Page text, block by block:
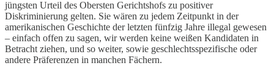
jüngsten Urteil des Obersten Gerichtshofs zu positiver
Diskriminierung gelten. Sie wären zu jedem Zeitpunkt in der
amerikanischen Geschichte der letzten fünfzig Jahre illegal gewesen
– einfach offen zu sagen, wir werden keine weißen Kandidaten in
Betracht ziehen, und so weiter, sowie geschlechtsspezifische oder
andere Präferenzen in manchen Fächern.